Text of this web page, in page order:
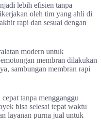
lebih efisien tanpa
oleh tim yang ahli di
rapi dan sesuai dengan
modern untuk
membran dilakukan
sambungan membran rapi
tanpa mengganggu
bisa selesai tepat waktu
layanan purna jual untuk